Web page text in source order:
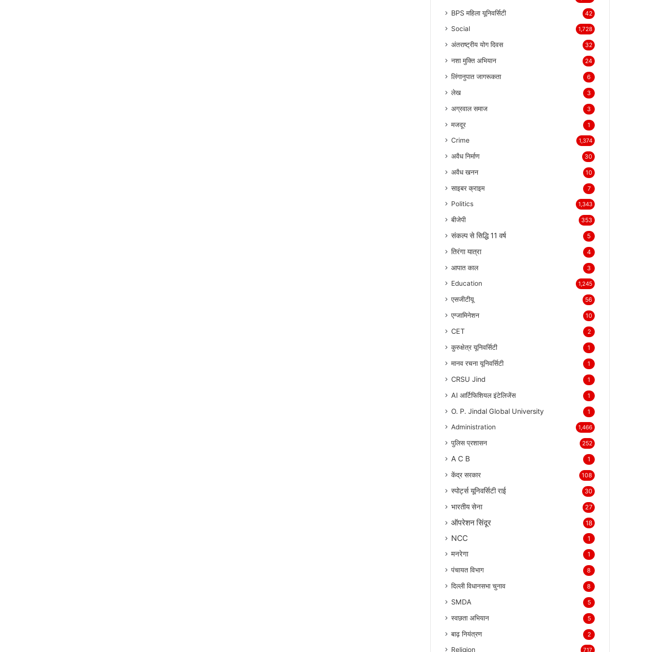
BPS महिला यूनिवर्सिटी 42
Social 1,728
अंतराष्ट्रीय योग दिवस 32
नशा मुक्ति अभियान 24
लिंगानुपात जागरूकता 6
लेख 3
अग्रवाल समाज 3
मजदूर 1
Crime 1,374
अवैध निर्माण 30
अवैध खनन 10
साइबर क्राइम 7
Politics 1,343
बीजेपी 353
संकल्प से सिद्धि 11 वर्ष 5
तिरंगा यात्रा 4
आपात काल 3
Education 1,245
एसजीटीयू 56
एग्जामिनेशन 10
CET 2
कुरुक्षेत्र यूनिवर्सिटी 1
मानव रचना यूनिवर्सिटी 1
CRSU Jind 1
AI आर्टिफिशियल इंटेलिजेंस 1
O. P. Jindal Global University 1
Administration 1,466
पुलिस प्रशासन 252
A C B 1
केंद्र सरकार 108
स्पोर्ट्स यूनिवर्सिटी राई 30
भारतीय सेना 27
ऑपरेशन सिंदूर 18
NCC 1
मनरेगा 1
पंचायत विभाग 8
दिल्ली विधानसभा चुनाव 8
SMDA 5
स्वछता अभियान 5
बाढ़ नियंत्रण 2
Religion 717